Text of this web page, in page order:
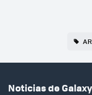
Noticias de